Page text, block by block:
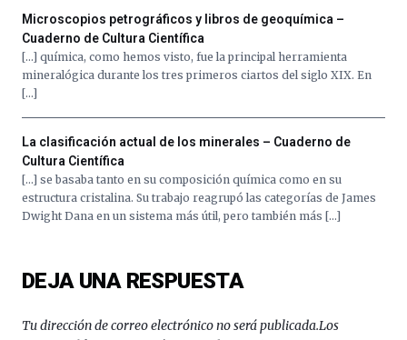
Microscopios petrográficos y libros de geoquímica –
Cuaderno de Cultura Científica
[…] química, como hemos visto, fue la principal herramienta
mineralógica durante los tres primeros ciartos del siglo XIX. En
[…]
La clasificación actual de los minerales – Cuaderno de
Cultura Científica
[…] se basaba tanto en su composición química como en su
estructura cristalina. Su trabajo reagrupó las categorías de James
Dwight Dana en un sistema más útil, pero también más […]
DEJA UNA RESPUESTA
Tu dirección de correo electrónico no será publicada.Los